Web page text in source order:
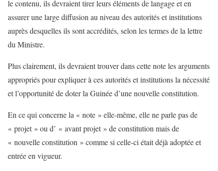
le contenu, ils devraient tirer leurs éléments de langage et en
assurer une large diffusion au niveau des autorités et institutions
auprès desquelles ils sont accrédités, selon les termes de la lettre
du Ministre.
Plus clairement, ils devraient trouver dans cette note les arguments
appropriés pour expliquer à ces autorités et institutions la nécessité
et l’opportunité de doter la Guinée d’une nouvelle constitution.
En ce qui concerne la « note » elle-même, elle ne parle pas de
« projet » ou d’ « avant projet » de constitution mais de
« nouvelle constitution » comme si celle-ci était déjà adoptée et
entrée en vigueur.